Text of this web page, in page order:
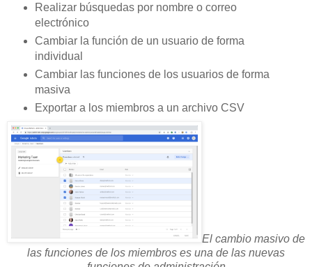
Realizar búsquedas por nombre o correo
electrónico
Cambiar la función de un usuario de forma
individual
Cambiar las funciones de los usuarios de forma
masiva
Exportar a los miembros a un archivo CSV
El cambio masivo de
las funciones de los miembros es una de las nuevas